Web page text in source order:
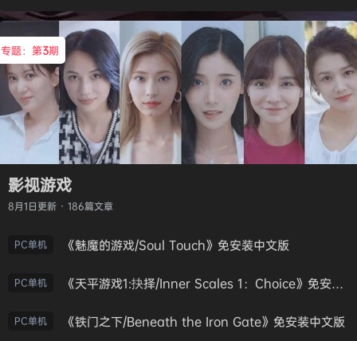
专题：第3期
影视游戏
8月1日更新 · 186篇文章
PC单机 《魅魔的游戏/Soul Touch》免安装中文版
PC单机 《天平游戏1:抉择/Inner Scales 1：Choice》免安装中文版
PC单机 《铁门之下/Beneath the Iron Gate》免安装中文版